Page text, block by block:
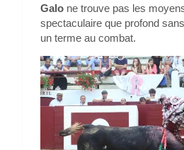
Galo ne trouve pas les
spectaculaire que profond
un terme au combat.